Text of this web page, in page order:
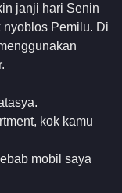
janji hari Senin
nyoblos Pemilu. Di
kok kamu
mobil saya